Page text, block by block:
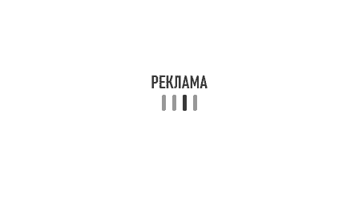
Сетка из пластиковых